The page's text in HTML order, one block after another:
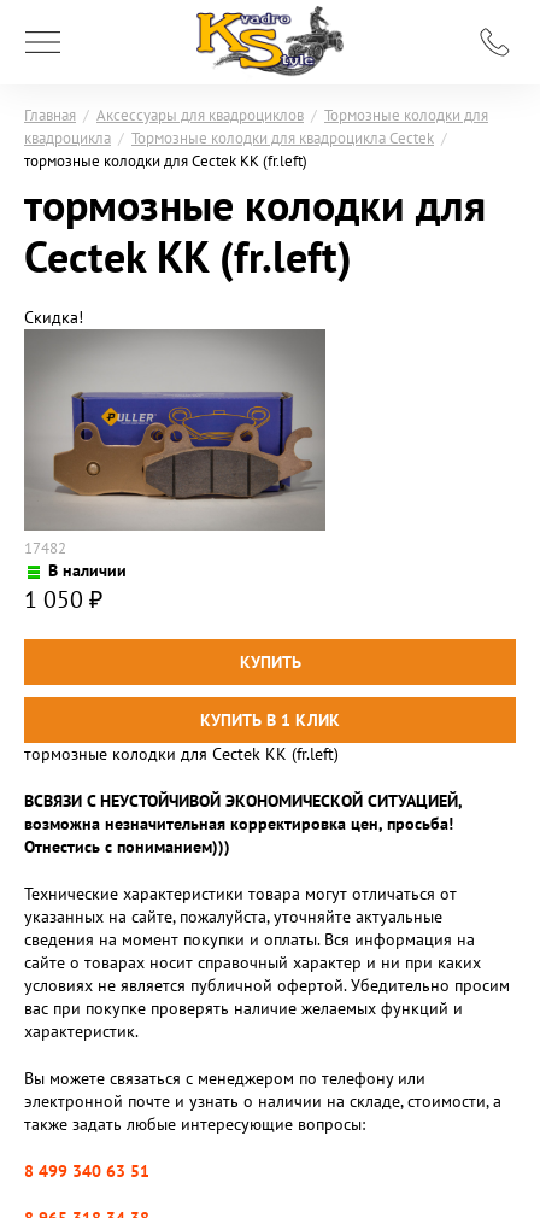
Главная / Аксессуары для квадроциклов / Тормозные колодки для
квадроцикла / Тормозные колодки для квадроцикла Cectek /
тормозные колодки для Cectek KK (fr.left)
тормозные колодки для
Cectek KK (fr.left)
Скидка!
17482
В наличии
1 050 ₽
тормозные колодки для Cectek KK (fr.left)
ВСВЯЗИ С НЕУСТОЙЧИВОЙ ЭКОНОМИЧЕСКОЙ СИТУАЦИЕЙ,
возможна незначительная корректировка цен, просьба!
Отнестись с пониманием)))
Технические характеристики товара могут отличаться от
указанных на сайте, пожалуйста, уточняйте актуальные
сведения на момент покупки и оплаты. Вся информация на
сайте о товарах носит справочный характер и ни при каких
условиях не является публичной офертой. Убедительно просим
вас при покупке проверять наличие желаемых функций и
характеристик.
Вы можете связаться с менеджером по телефону или
электронной почте и узнать о наличии на складе, стоимости, а
также задать любые интересующие вопросы:
8 499 340 63 51